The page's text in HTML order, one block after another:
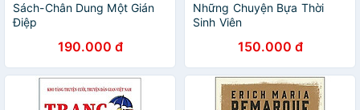
Sách-Chân Dung Một Gián
Điệp
190.000 đ
Những Chuyện Bựa Thời
Sinh Viên
150.000 đ